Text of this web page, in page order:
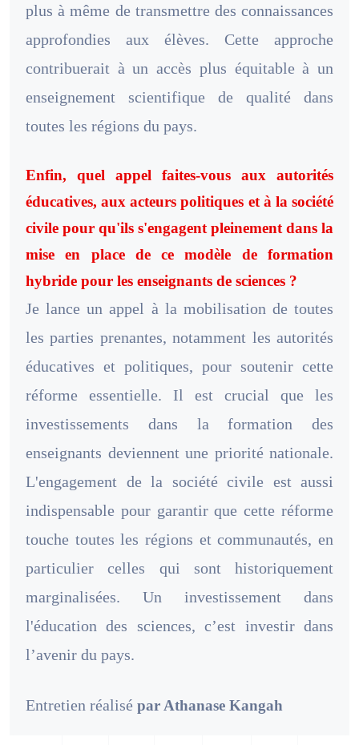
plus à même de transmettre des connaissances
approfondies aux élèves. Cette approche
contribuerait à un accès plus équitable à un
enseignement scientifique de qualité dans
toutes les régions du pays.
Enfin, quel appel faites-vous aux autorités
éducatives, aux acteurs politiques et à la société
civile pour qu'ils s'engagent pleinement dans la
mise en place de ce modèle de formation
hybride pour les enseignants de sciences ?
Je lance un appel à la mobilisation de toutes
les parties prenantes, notamment les autorités
éducatives et politiques, pour soutenir cette
réforme essentielle. Il est crucial que les
investissements dans la formation des
enseignants deviennent une priorité nationale.
L'engagement de la société civile est aussi
indispensable pour garantir que cette réforme
touche toutes les régions et communautés, en
particulier celles qui sont historiquement
marginalisées. Un investissement dans
l'éducation des sciences, c’est investir dans
l’avenir du pays.
Entretien réalisé par Athanase Kangah